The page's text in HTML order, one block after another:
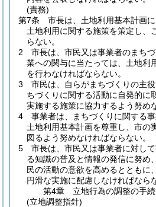
(責務)
第7条
市長は、土地利用基本計画
土地利用に関する施策を策定し、
らない。
2
市長は、市民又は事業者のまち
業への関与に当たっては、土地利
を行わなければならない。
3
市民は、自らがまちづくりの主
ちづくりに関する活動に自発的に
実施する施策に協力するよう努め
4
事業者は、まちづくりに関する
土地利用基本計画を尊重し、市の
図るよう努めなければならない。
5
市長は、市民又は事業者に対し
る知識の普及と情報の発信に努め
民の活動の意欲を高めるとともに
円滑な実施に配慮しなければなら
第4章
立地行為の調整の手続
(立地調整指針)